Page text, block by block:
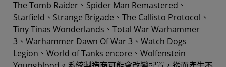
The Tomb Raider、Spider Man Remastered、
Starfield、Strange Brigade、The Callisto Protocol、
Tiny Tinas Wonderlands、Total War Warhammer
3、Warhammer Dawn Of War 3、Watch Dogs
Legion、World of Tanks encore、Wolfenstein